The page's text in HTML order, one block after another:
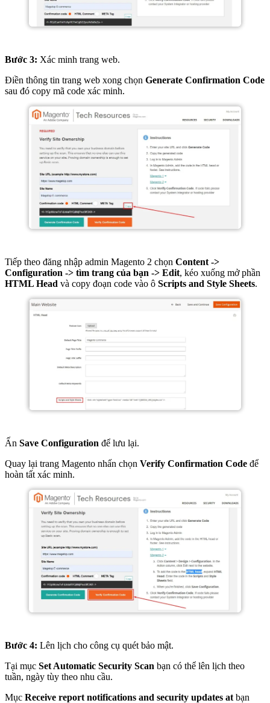
Bước 3: Xác minh trang web.
Điền thông tin trang web xong chọn Generate Confirmation Code
sau đó copy mã code xác minh.
Tiếp theo đăng nhập admin Magento 2 chọn Content ->
Configuration -> tìm trang của bạn -> Edit, kéo xuống mở phần
HTML Head và copy đoạn code vào ô Scripts and Style Sheets.
Ấn Save Configuration để lưu lại.
Quay lại trang Magento nhấn chọn Verify Confirmation Code để
hoàn tất xác minh.
Bước 4: Lên lịch cho công cụ quét bảo mật.
Tại mục Set Automatic Security Scan bạn có thể lên lịch theo
tuần, ngày tùy theo nhu cầu.
Mục Receive report notifications and security updates at bạn